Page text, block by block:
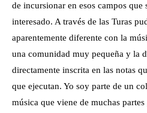
de incursionar en esos campos que
interesado. A través de las Turas
aparentemente diferente con la
una comunidad muy pequeña y la
directamente inscrita en las notas
que ejecutan. Yo soy parte de un
música que viene de muchas